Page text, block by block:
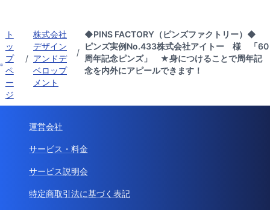
ト
ッ
プ
ペ
ー
ジ
/
株式会社
デザイン
アンドデ
ベロップ
メント
/
◆PINS FACTORY（ピンズファクトリー）◆
ピンズ実例No.433株式会社アイトー 様 「60
周年記念ピンズ」 ★身につけることで周年記
念を内外にアピールできます！
運営会社
サービス・料金
サービス説明会
特定商取引法に基づく表記